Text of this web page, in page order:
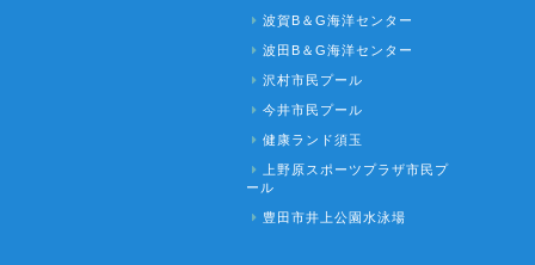
波賀B＆G海洋センター
波田B＆G海洋センター
沢村市民プール
今井市民プール
健康ランド須玉
上野原スポーツプラザ市民プ
ール
豊田市井上公園水泳場